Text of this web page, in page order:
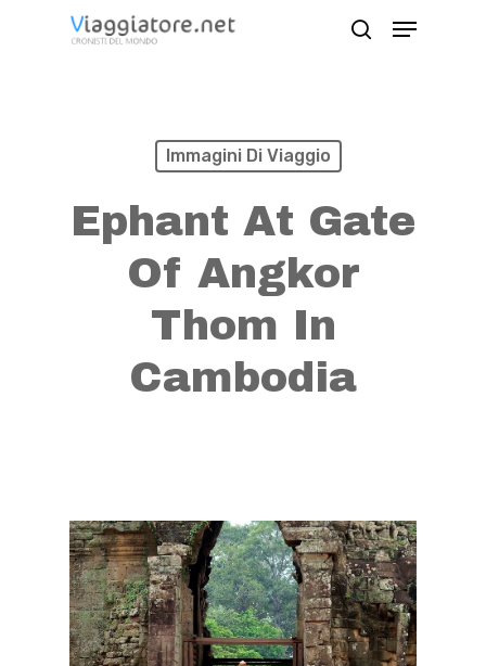
Menu
Immagini Di Viaggio
Ephant At Gate
Of Angkor
Thom In
Cambodia